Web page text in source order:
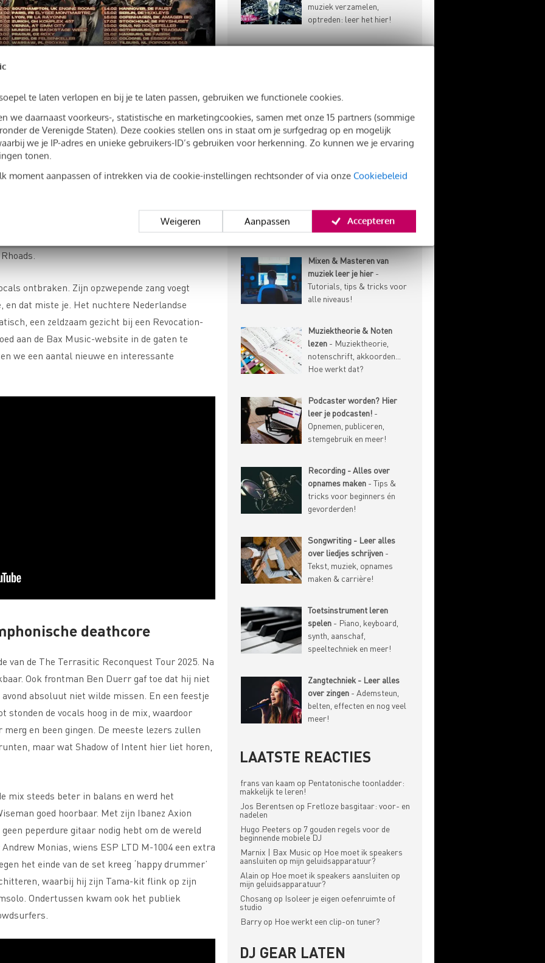
te laten verlopen en bij je te laten passen, gebruiken we functionele cookies.
we daarnaast voorkeurs-, statistische en marketingcookies, samen met onze 15 partners (sommige
de Verenigde Staten). Deze cookies stellen ons in staat om je surfgedrag op en mogelijk
we je IP-adres en unieke gebruikers-ID’s gebruiken voor herkenning. Zo kunnen we je ervaring
tonen.
moment aanpassen of intrekken via de cookie-instellingen rechtsonder of via onze Cookiebeleid
Weigeren Aanpassen Accepteren
instrumentale set
had frontman Dave Davidson (foto bovenaan)
I’m not gonna sing today.
” Alle respect voor de
maar er in plaats daarvan een pure
gedurfde zet, want zonder vocals is er geen
de muziek niet teleur. De Jackson-gitaren
ontbraken. Zijn opzwepende zang voegt
en dat miste je. Het nuchtere Nederlandse
een zeldzaam gezicht bij een Revocation-
aan de Bax Music-website in de gaten te
we een aantal nieuwe en interessante
deathcore
van de The Terrasitic Reconquest Tour 2025. Na
Ook frontman Ben Duerr gaf toe dat hij niet
absoluut niet wilde missen. En een feestje
stonden de vocals hoog in de mix, waardoor
en been gingen. De meeste lezers zullen
maar wat Shadow of Intent hier liet horen,
mix steeds beter in balans en werd het
goed hoorbaar. Met zijn Ibanez Axion
peperdure gitaar nodig hebt om de wereld
Monias, wiens ESP LTD M-1004 een extra
het einde van de set kreeg ‘happy drummer’
waarbij hij zijn Tama-kit flink op zijn
Ondertussen kwam ook het publiek
muziek verzamelen,
optreden: leer het hier!
Gitaar voor beginners-
Aanschaf, stemmen,
onderhoud, speeltechniek
promoten en verkopen van
je muziek!
Mixen & Masteren van
muziek leer je hier -
Tutorials, tips & tricks voor
alle niveaus!
Muziektheorie & Noten
lezen - Muziektheorie,
notenschrift, akkoorden...
Hoe werkt dat?
Podcaster worden? Hier
leer je podcasten! -
Opnemen, publiceren,
stemgebruik en meer!
Recording - Alles over
opnames maken - Tips &
tricks voor beginners én
gevorderden!
Songwriting - Leer alles
over liedjes schrijven -
Tekst, muziek, opnames
maken & carrière!
Toetsinstrument leren
spelen - Piano, keyboard,
synth, aanschaf,
speeltechniek en meer!
Zangtechniek - Leer alles
over zingen - Ademsteun,
belten, effecten en nog veel
meer!
LAATSTE REACTIES
frans van kaam op Pentatonische toonladder:
makkelijk te leren!
Jos Berentsen op Fretloze basgitaar: voor- en
nadelen
Hugo Peeters op 7 gouden regels voor de
beginnende mobiele DJ
Marnix | Bax Music op Hoe moet ik speakers
aansluiten op mijn geluidsapparatuur?
Alain op Hoe moet ik speakers aansluiten op
mijn geluidsapparatuur?
Chosang op Isoleer je eigen oefenruimte of
studio
Barry op Hoe werkt een clip-on tuner?
DJ GEAR LATEN